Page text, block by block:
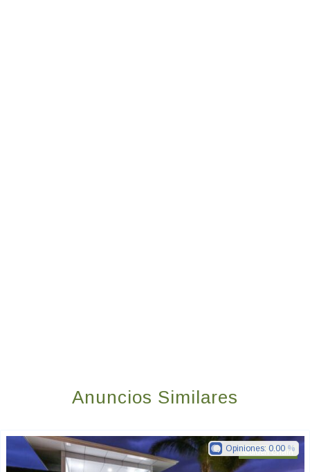
Anuncios Similares
Golden Chain
Opiniones: 0.00